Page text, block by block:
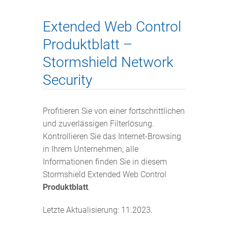
Extended Web Control
Produktblatt –
Stormshield Network
Security
Profitieren Sie von einer fortschrittlichen
und zuverlässigen Filterlösung.
Kontrollieren Sie das Internet-Browsing
in Ihrem Unternehmen; alle
Informationen finden Sie in diesem
Stormshield Extended Web Control
Produktblatt.
Letzte Aktualisierung: 11.2023.